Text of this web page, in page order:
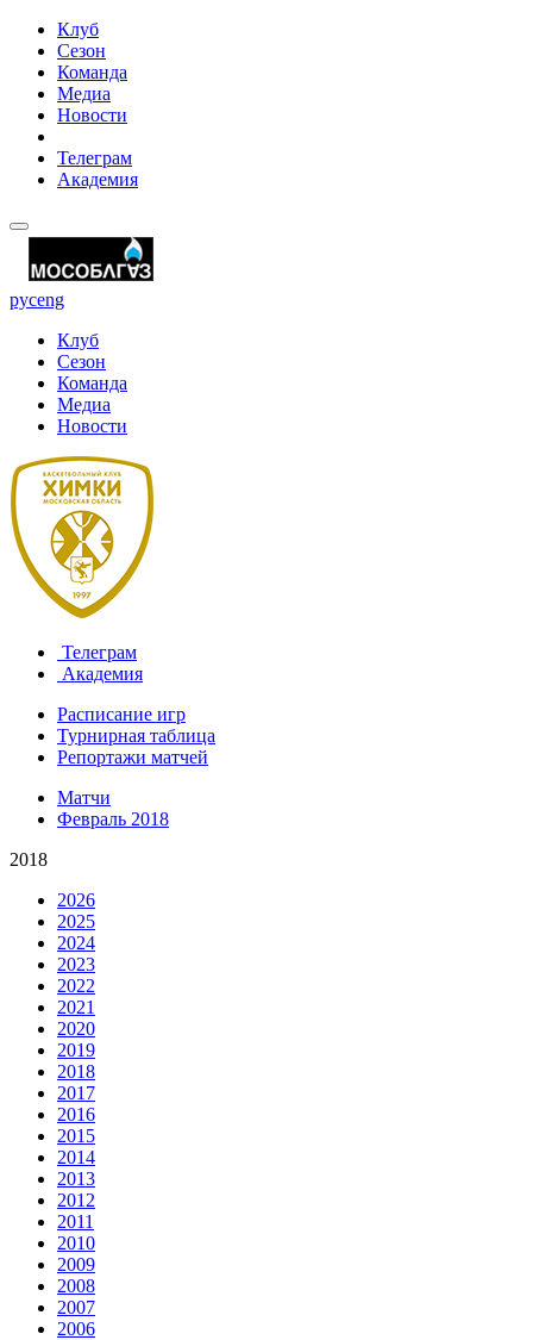
Клуб
Сезон
Команда
Медиа
Новости
Телеграм
Академия
русeng
Клуб
Сезон
Команда
Медиа
Новости
Телеграм
Академия
Расписание игр
Турнирная таблица
Репортажи матчей
Матчи
Февраль 2018
2018
2026
2025
2024
2023
2022
2021
2020
2019
2018
2017
2016
2015
2014
2013
2012
2011
2010
2009
2008
2007
2006